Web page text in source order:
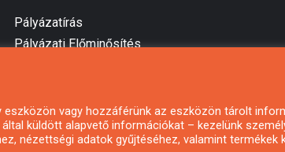
Pályázatírás
Pályázati Előminősítés
Mezőgazdasági pályázatírás
Pályázatírás magánszemélyeknek
vagy hozzáférünk az eszközön tárolt
küldött alapvető információkat – kezelünk
nézettségi adatok gyűjtéséhez, valamint termékek